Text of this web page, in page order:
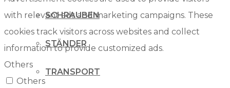
SCHRAUBEN
STÄNDER
TRANSPORT
with relevant ads and marketing campaigns. These
cookies track visitors across websites and collect
information to provide customized ads.
Others
Others